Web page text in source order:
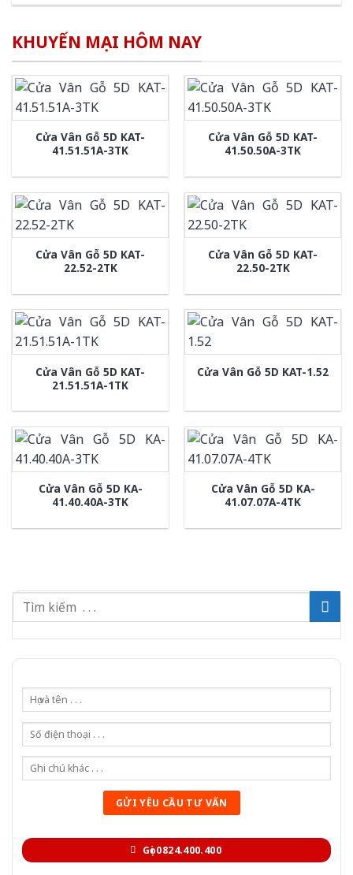
KHUYẾN MẠI HÔM NAY
Cửa Vân Gỗ 5D KAT-
41.51.51A-3TK
Cửa Vân Gỗ 5D KAT-
41.50.50A-3TK
Cửa Vân Gỗ 5D KAT-
22.52-2TK
Cửa Vân Gỗ 5D KAT-
22.50-2TK
Cửa Vân Gỗ 5D KAT-
21.51.51A-1TK
Cửa Vân Gỗ 5D KAT-1.52
Cửa Vân Gỗ 5D KA-
41.40.40A-3TK
Cửa Vân Gỗ 5D KA-
41.07.07A-4TK
Gọi 0824.400.400